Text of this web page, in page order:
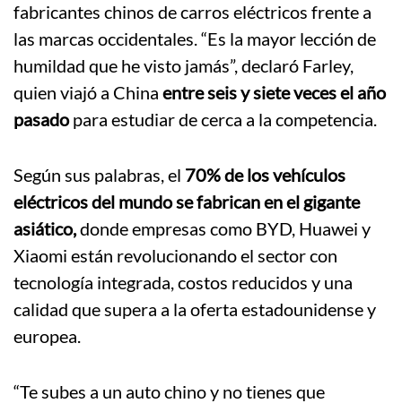
fabricantes chinos de carros eléctricos frente a
las marcas occidentales. “Es la mayor lección de
humildad que he visto jamás”, declaró Farley,
quien viajó a China entre seis y siete veces el año
pasadopara estudiar de cerca a la competencia.
Según sus palabras, el 70% de los vehículos
eléctricos del mundo se fabrican en el gigante
asiático,donde empresas como BYD, Huawei y
Xiaomi están revolucionando el sector con
tecnología integrada, costos reducidos y una
calidad que supera a la oferta estadounidense y
europea.
“Te subes a un auto chino y no tienes que